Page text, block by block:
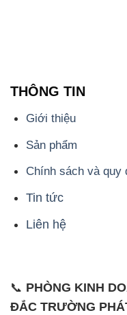
THÔNG TIN
Giới thiệu
Sản phẩm
Chính sách và quy
Tin tức
Liên hệ
📞 PHÒNG KINH
ĐẮC TRƯỜNG